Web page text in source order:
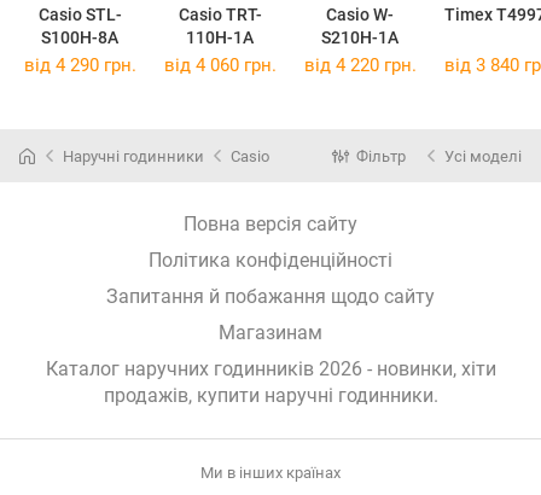
Casio STL-
S100H-8A
Casio TRT-
110H-1A
Casio W-
S210H-1A
Timex
від 4 290 грн. від 4 060 грн. від 4 220 грн. від 3 840
Наручні годинники Casio Фільтр Усі моделі
Повна версія сайту
Політика конфіденційності
Запитання й побажання щодо сайту
Магазинам
Каталог наручних годинників 2026 - новинки, хіти
продажів, купити наручні годинники.
Ми в інших країнах